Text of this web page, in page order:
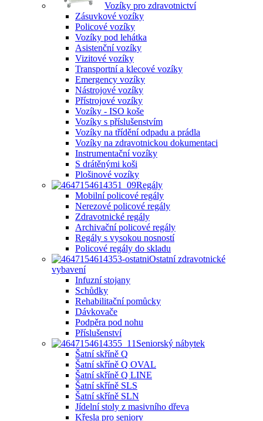
Vozíky pro zdravotnictví
Zásuvkové vozíky
Policové vozíky
Vozíky pod lehátka
Asistenční vozíky
Vizitové vozíky
Transportní a klecové vozíky
Emergency vozíky
Nástrojové vozíky
Přístrojové vozíky
Vozíky - ISO koše
Vozíky s příslušenstvím
Vozíky na třídění odpadu a prádla
Vozíky na zdravotnickou dokumentaci
Instrumentační vozíky
S drátěnými koši
Plošinové vozíky
Regály
Mobilní policové regály
Nerezové policové regály
Zdravotnické regály
Archivační policové regály
Regály s vysokou nosností
Policové regály do skladu
Ostatní zdravotnické
vybavení
Infuzní stojany
Schůdky
Rehabilitační pomůcky
Dávkovače
Podpěra pod nohu
Příslušenství
Seniorský nábytek
Šatní skříně Q
Šatní skříně Q OVAL
Šatní skříně Q LINE
Šatní skříně SLS
Šatní skříně SLN
Jídelní stoly z masivního dřeva
Křesla pro seniory